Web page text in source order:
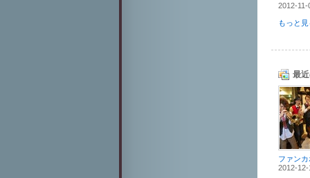
2012-11-
もっと
最
2012-12-